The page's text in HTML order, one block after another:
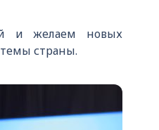
и желаем новых
страны.